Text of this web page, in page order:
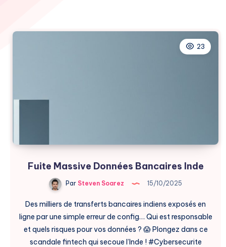
23
Fuite Massive Données Bancaires Inde
Par Steven Soarez 15/10/2025
Des milliers de transferts bancaires indiens exposés en
ligne par une simple erreur de config… Qui est responsable
et quels risques pour vos données ? 😱 Plongez dans ce
scandale fintech qui secoue l’Inde ! #Cybersecurite